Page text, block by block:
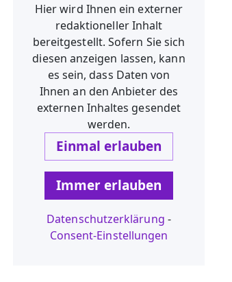
Hier wird Ihnen ein externer
redaktioneller Inhalt
bereitgestellt. Sofern Sie sich
diesen anzeigen lassen, kann
es sein, dass Daten von
Ihnen an den Anbieter des
externen Inhaltes gesendet
werden.
Einmal erlauben
Immer erlauben
Datenschutzerklärung -
Consent-Einstellungen